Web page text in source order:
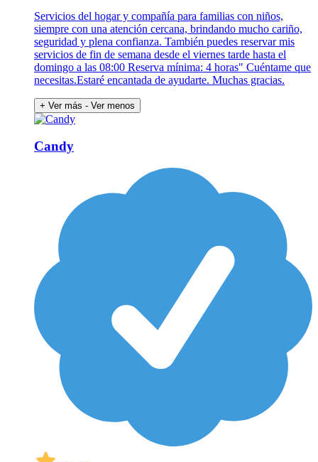
Servicios del hogar y compañía para familias con niños,
siempre con una atención cercana, brindando mucho cariño,
seguridad y plena confianza. También puedes reservar mis
servicios de fin de semana desde el viernes tarde hasta el
domingo a las 08:00 Reserva mínima: 4 horas" Cuéntame que
necesitas.Estaré encantada de ayudarte. Muchas gracias.
+ Ver más - Ver menos
Candy